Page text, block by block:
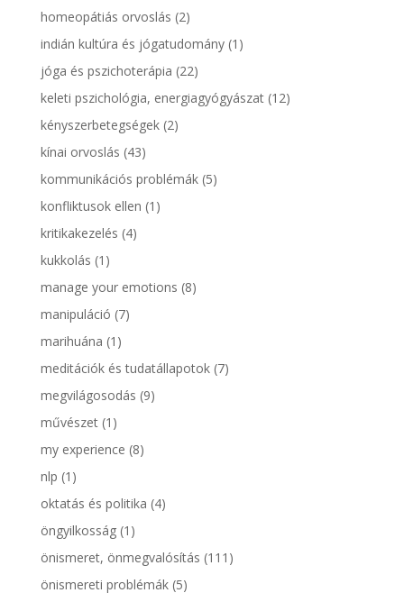
homeopátiás orvoslás (2)
indián kultúra és jógatudomány(1)
jóga és pszichoterápia (22)
keleti pszichológia, energiagyógyászat(12)
kényszerbetegségek(2)
kínai orvoslás (43)
kommunikációs problémák(5)
konfliktusok ellen (1)
kritikakezelés (4)
kukkolás (1)
manage your emotions (8)
manipuláció (7)
marihuána (1)
meditációk és tudatállapotok(7)
megvilágosodás (9)
művészet(1)
my experience (8)
nlp (1)
oktatás és politika (4)
öngyilkosság(1)
önismeret, önmegvalósítás (111)
önismereti problémák(5)